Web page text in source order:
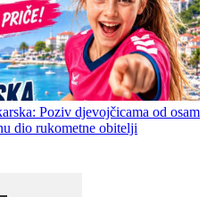
Poziv djevojčicama od osam
dio rukometne obitelji